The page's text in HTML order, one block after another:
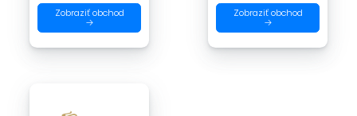
Zobraziť obchod
→
Zobraziť obchod
→